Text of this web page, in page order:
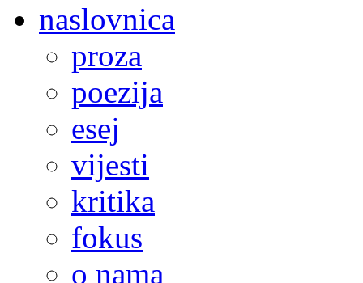
naslovnica
proza
poezija
esej
vijesti
kritika
fokus
o nama